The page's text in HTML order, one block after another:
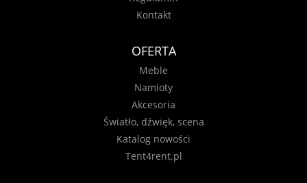
Kontakt
OFERTA
Meble
Namioty
Akcesoria
Światło, dźwięk, scena
Katalog nowości
Tent4rent.pl